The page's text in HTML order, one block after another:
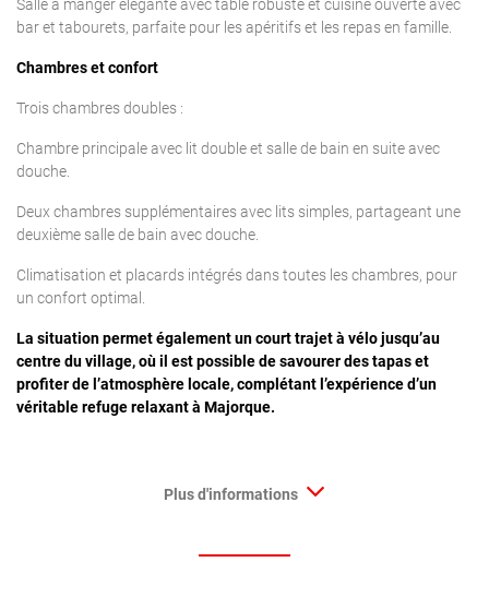
Salle à manger élégante avec table robuste et cuisine ouverte avec
bar et tabourets, parfaite pour les apéritifs et les repas en famille.
Chambres et confort
Trois chambres doubles :
Chambre principale avec lit double et salle de bain en suite avec
douche.
Deux chambres supplémentaires avec lits simples, partageant une
deuxième salle de bain avec douche.
Climatisation et placards intégrés dans toutes les chambres, pour
un confort optimal.
La situation permet également un court trajet à vélo jusqu’au
centre du village, où il est possible de savourer des tapas et
profiter de l’atmosphère locale, complétant l’expérience d’un
véritable refuge relaxant à Majorque.
Plus d'informations